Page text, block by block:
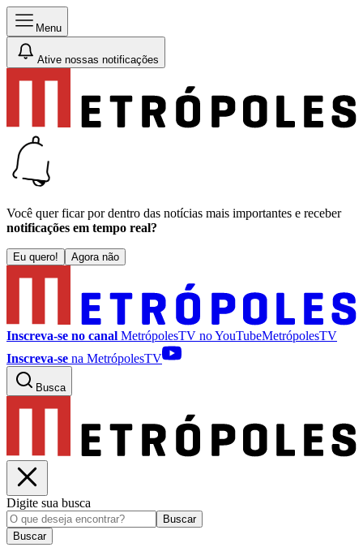
Menu
Ative nossas notificações
Você quer ficar por dentro das notícias mais importantes e receber
notificações em tempo real?
Eu quero! Agora não
Inscreva-se no canal MetrópolesTV noYouTubeMetrópolesTV
Inscreva-se na MetrópolesTV
Busca
Digite sua busca
Buscar
Buscar